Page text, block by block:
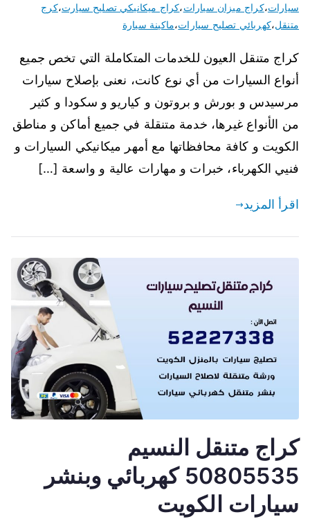
سيارات،كراج ميزان سيارات،كراج ميكانيكي تصليح سيارت،كرج
متنقل،كهربائي تصليح سيارات،ماكينة سيارة
كراج متنقل العيون للخدمات المتكاملة التي تخص جميع
أنواع السيارات من أي نوع كانت، نعنى بإصلاح سيارات
مرسيدس و بورش و بروتون و كياريو و سكودا و كثير
من الأنواع غيرها، خدمة متنقلة في جميع أماكن و مناطق
الكويت و كافة محافظاتها مع أمهر ميكانيكي السيارات و
فنيي الكهرباء، خبرات و مهارات عالية و واسعة […]
اقرأ المزيد
كراج متنقل النسيم
50805535 كهربائي وبنشر
سيارات الكويت